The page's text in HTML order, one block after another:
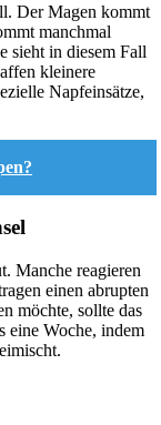
Der Magen kommt
manchmal
sieht in diesem Fall
kleinere
Napfeinsätze,
Manche reagieren
einen abrupten
möchte, sollte das
eine Woche, indem